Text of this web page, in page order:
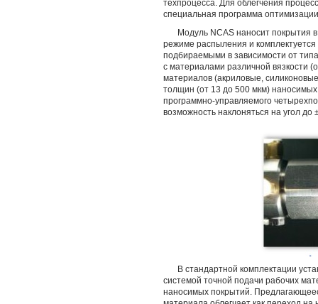
техпроцесса. Для облегчения
специальная программа
Модуль NCAS наносит покрытия
режиме распыления и
подбираемыми в зависимости от
с материалами различной вязкости
материалов (акриловые,
толщин (от 13 до 500 мкм)
программно-управляемого
возможность наклоняться на угол до
В стандартной комплектации
системой точной подачи рабочих
наносимых покрытий.